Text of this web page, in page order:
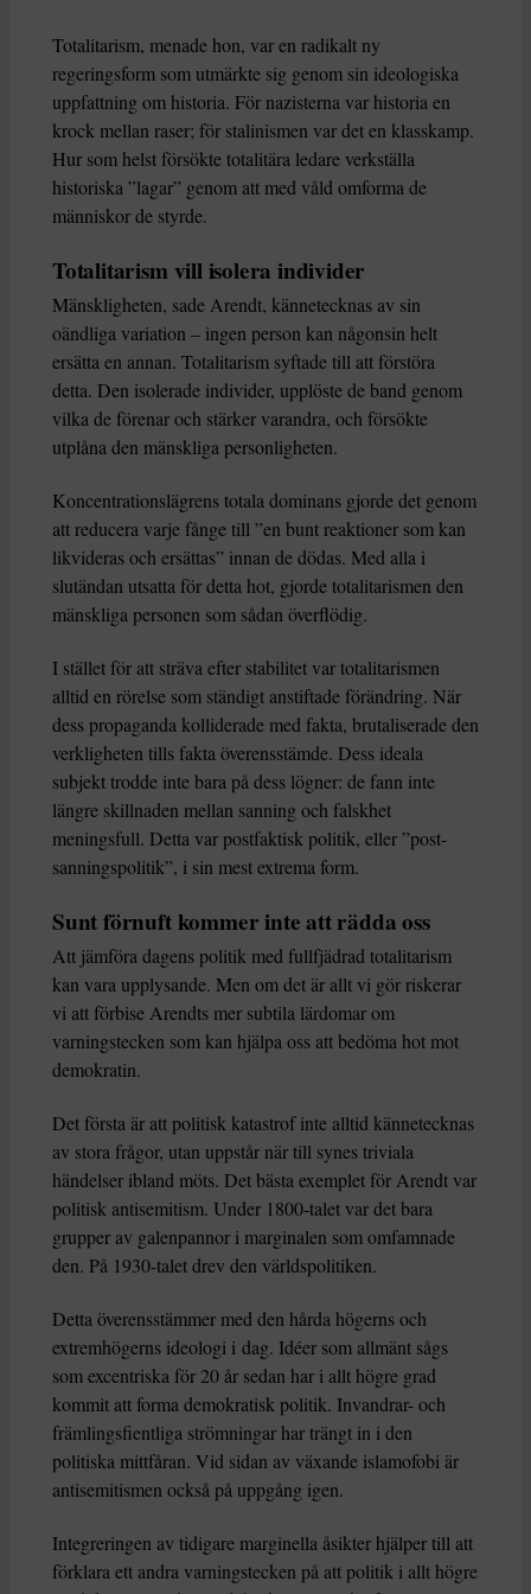
Totalitarism, menade hon, var en radikalt ny
regeringsform som utmärkte sig genom sin ideologiska
uppfattning om historia. För nazisterna var historia en
krock mellan raser; för stalinismen var det en klasskamp.
Hur som helst försökte totalitära ledare verkställa
historiska ”lagar” genom att med våld omforma de
människor de styrde.
Totalitarism vill isolera individer
Mänskligheten, sade Arendt, kännetecknas av sin
oändliga variation – ingen person kan någonsin helt
ersätta en annan. Totalitarism syftade till att förstöra
detta. Den isolerade individer, upplöste de band genom
vilka de förenar och stärker varandra, och försökte
utplåna den mänskliga personligheten.
Koncentrationslägrens totala dominans gjorde det genom
att reducera varje fånge till ”en bunt reaktioner som kan
likvideras och ersättas” innan de dödas. Med alla i
slutändan utsatta för detta hot, gjorde totalitarismen den
mänskliga personen som sådan överflödig.
I stället för att sträva efter stabilitet var totalitarismen
alltid en rörelse som ständigt anstiftade förändring. När
dess propaganda kolliderade med fakta, brutaliserade den
verkligheten tills fakta överensstämde. Dess ideala
subjekt trodde inte bara på dess lögner: de fann inte
längre skillnaden mellan sanning och falskhet
meningsfull. Detta var postfaktisk politik, eller ”post-
sanningspolitik”, i sin mest extrema form.
Sunt förnuft kommer inte att rädda oss
Att jämföra dagens politik med fullfjädrad totalitarism
kan vara upplysande. Men om det är allt vi gör riskerar
vi att förbise Arendts mer subtila lärdomar om
varningstecken som kan hjälpa oss att bedöma hot mot
demokratin.
Det första är att politisk katastrof inte alltid kännetecknas
av stora frågor, utan uppstår när till synes triviala
händelser ibland möts. Det bästa exemplet för Arendt var
politisk antisemitism. Under 1800-talet var det bara
grupper av galenpannor i marginalen som omfamnade
den. På 1930-talet drev den världspolitiken.
Detta överensstämmer med den hårda högerns och
extremhögerns ideologi i dag. Idéer som allmänt sågs
som excentriska för 20 år sedan har i allt högre grad
kommit att forma demokratisk politik. Invandrar- och
främlingsfientliga strömningar har trängt in i den
politiska mittfåran. Vid sidan av växande islamofobi är
antisemitismen också på uppgång igen.
Integreringen av tidigare marginella åsikter hjälper till att
förklara ett andra varningstecken på att politik i allt högre